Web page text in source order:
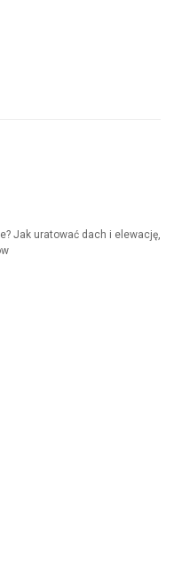
Jak uratować dach i elewację,